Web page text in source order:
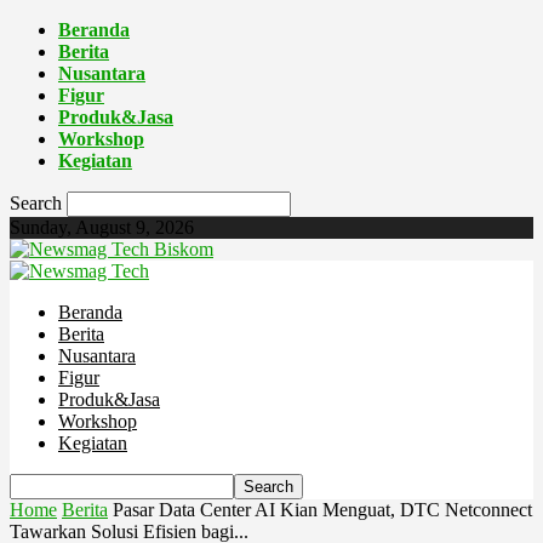
Beranda
Berita
Nusantara
Figur
Produk&Jasa
Workshop
Kegiatan
Search
Sunday, August 9, 2026
Biskom
Beranda
Berita
Nusantara
Figur
Produk&Jasa
Workshop
Kegiatan
Home Berita Pasar Data Center AI Kian Menguat, DTC Netconnect
Tawarkan Solusi Efisien bagi...